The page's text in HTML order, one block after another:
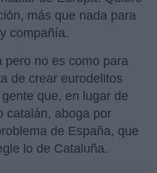
más que nada para
y compañía.
pero no es como para
de crear eurodelitos
que, en lugar de
catalán, aboga por
de España, que
lo de Cataluña.